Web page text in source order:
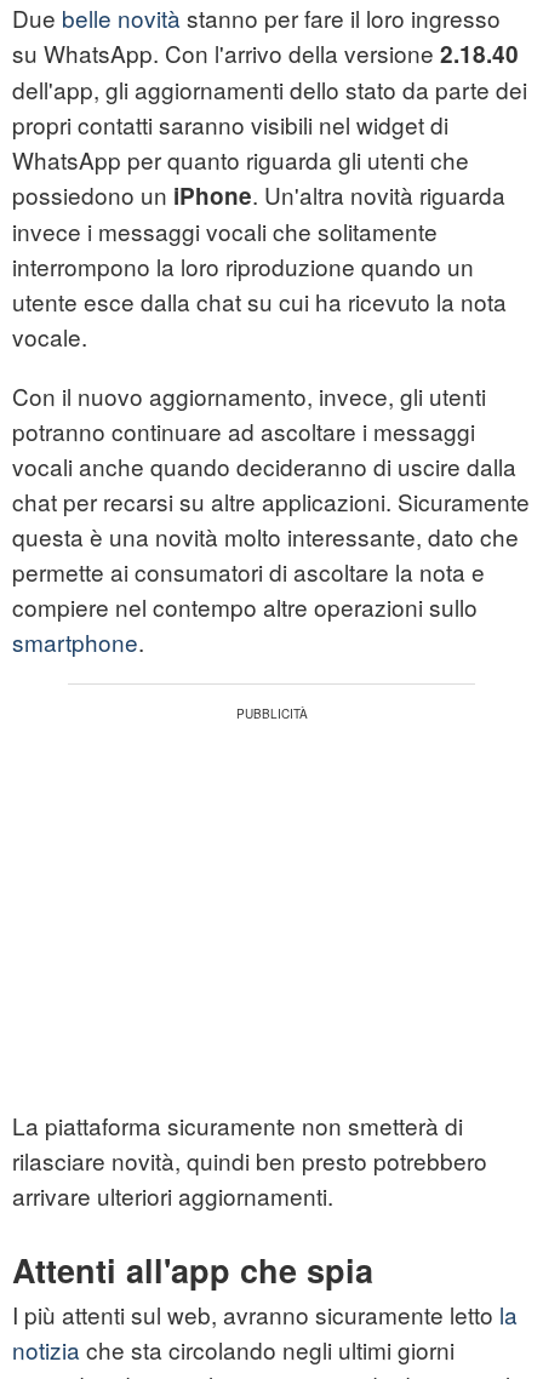
Due belle novità stanno per fare il loro ingresso
su WhatsApp. Con l'arrivo della versione 2.18.40
dell'app, gli aggiornamenti dello stato da parte dei
propri contatti saranno visibili nel widget di
WhatsApp per quanto riguarda gli utenti che
possiedono un iPhone. Un'altra novità riguarda
invece i messaggi vocali che solitamente
interrompono la loro riproduzione quando un
utente esce dalla chat su cui ha ricevuto la nota
vocale.
Con il nuovo aggiornamento, invece, gli utenti
potranno continuare ad ascoltare i messaggi
vocali anche quando decideranno di uscire dalla
chat per recarsi su altre applicazioni. Sicuramente
questa è una novità molto interessante, dato che
permette ai consumatori di ascoltare la nota e
compiere nel contempo altre operazioni sullo
smartphone.
La piattaforma sicuramente non smetterà di
rilasciare novità, quindi ben presto potrebbero
arrivare ulteriori aggiornamenti.
Attenti all'app che spia
I più attenti sul web, avranno sicuramente letto la
notizia che sta circolando negli ultimi giorni